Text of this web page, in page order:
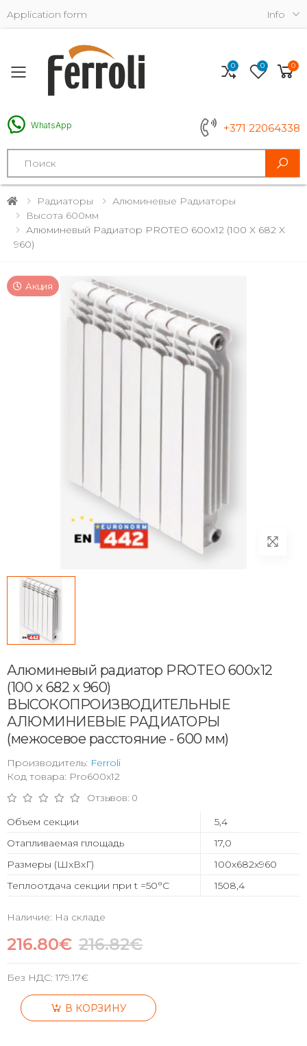
Application form Info
Toggle mobile menu
WhatsApp +371 22064338
Search
0 0 0
Радиаторы
Алюминевые Радиаторы
Высота 600мм
Алюминевый Радиатор PROTEO 600x12 (100 X 682 X
960)
Акция
Алюминевый радиатор PROTEO 600x12
(100 x 682 x 960)
ВЫСОКОПРОИЗВОДИТЕЛЬНЫЕ
АЛЮМИНИЕВЫЕ РАДИАТОРЫ
(межосевое расстояние - 600 мм)
Производитель: Ferroli
Код товара: Pro600x12
Отзывов: 0
Объем секции
5,4
Отапливаемая площадь
17,0
Размеры (ШхВхГ)
100х682х960
Теплоотдача секции при t =50°С
1508,4
Наличие: На складе
216.80€ 216.82€
Без НДС:179.17€
В КОРЗИНУ